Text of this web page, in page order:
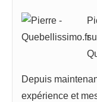
Depuis
expérience et